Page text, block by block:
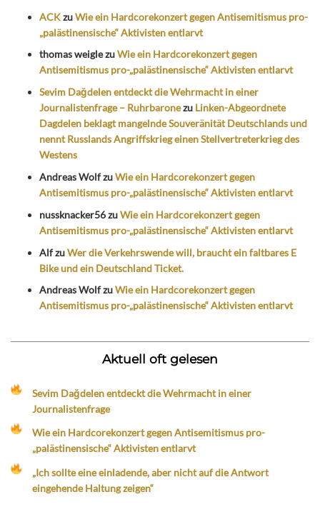
ACKzuWie ein Hardcorekonzert gegen Antisemitismus pro-
„palästinensische“ Aktivisten entlarvt
thomas weiglezuWie ein Hardcorekonzert gegen
Antisemitismus pro-„palästinensische“ Aktivisten entlarvt
Sevim Dağdelen entdeckt die Wehrmacht in einer
Journalistenfrage – Ruhrbaronezu Linken-Abgeordnete
Dagdelen beklagt mangelnde Souveränität Deutschlands und
nennt Russlands Angriffskrieg einen Stellvertreterkrieg des
Westens
Andreas WolfzuWie ein Hardcorekonzert gegen
Antisemitismus pro-„palästinensische“ Aktivisten entlarvt
nussknacker56zuWie ein Hardcorekonzert gegen
Antisemitismus pro-„palästinensische“ Aktivisten entlarvt
AlfzuWer die Verkehrswende will, braucht ein faltbares E
Bike und ein Deutschland Ticket.
Andreas WolfzuWie ein Hardcorekonzert gegen
Antisemitismus pro-„palästinensische“ Aktivisten entlarvt
Aktuell oft gelesen
Sevim Dağdelen entdeckt die Wehrmacht in einer
Journalistenfrage
Wie ein Hardcorekonzert gegen Antisemitismus pro-
„palästinensische“ Aktivisten entlarvt
„Ich sollte eine einladende, aber nicht auf die Antwort
eingehende Haltung zeigen“